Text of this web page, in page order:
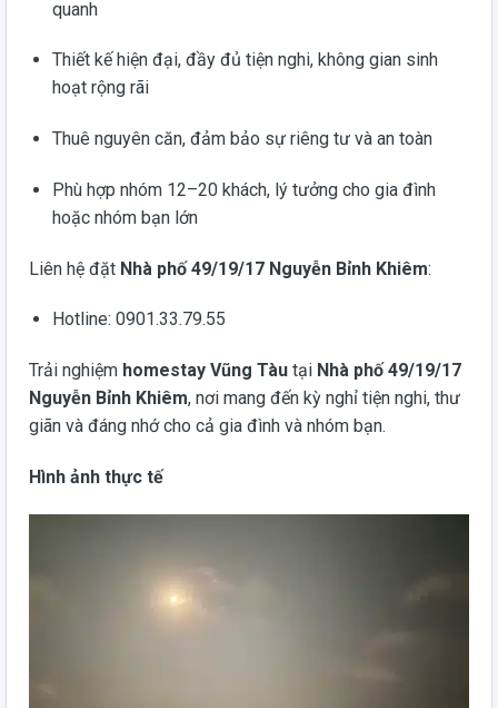
quanh
Thiết kế hiện đại, đầy đủ tiện nghi, không gian sinh
hoạt rộng rãi
Thuê nguyên căn, đảm bảo sự riêng tư và an toàn
Phù hợp nhóm 12–20 khách, lý tưởng cho gia đình
hoặc nhóm bạn lớn
Liên hệ đặt Nhà phố 49/19/17 Nguyễn Bỉnh Khiêm:
Hotline: 0901.33.79.55
Trải nghiệm homestay Vũng Tàu tại Nhà phố 49/19/17
Nguyễn Bỉnh Khiêm, nơi mang đến kỳ nghỉ tiện nghi, thư
giãn và đáng nhớ cho cả gia đình và nhóm bạn.
Hình ảnh thực tế